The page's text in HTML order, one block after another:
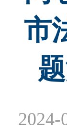
市
2024-